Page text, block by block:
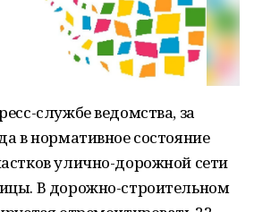
службе ведомства, за
в нормативное состояние
улично-дорожной сети
В дорожно-строительном